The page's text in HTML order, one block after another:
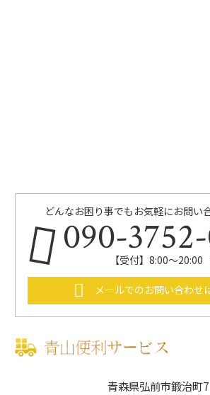
青森県弘前市鍛治町7
どんなお困り事でもお気軽にお問い
090-【受付】8:00～
メールでのお問い合わせ